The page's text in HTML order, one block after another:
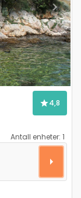
Next
4,8
Antall enheter: 1